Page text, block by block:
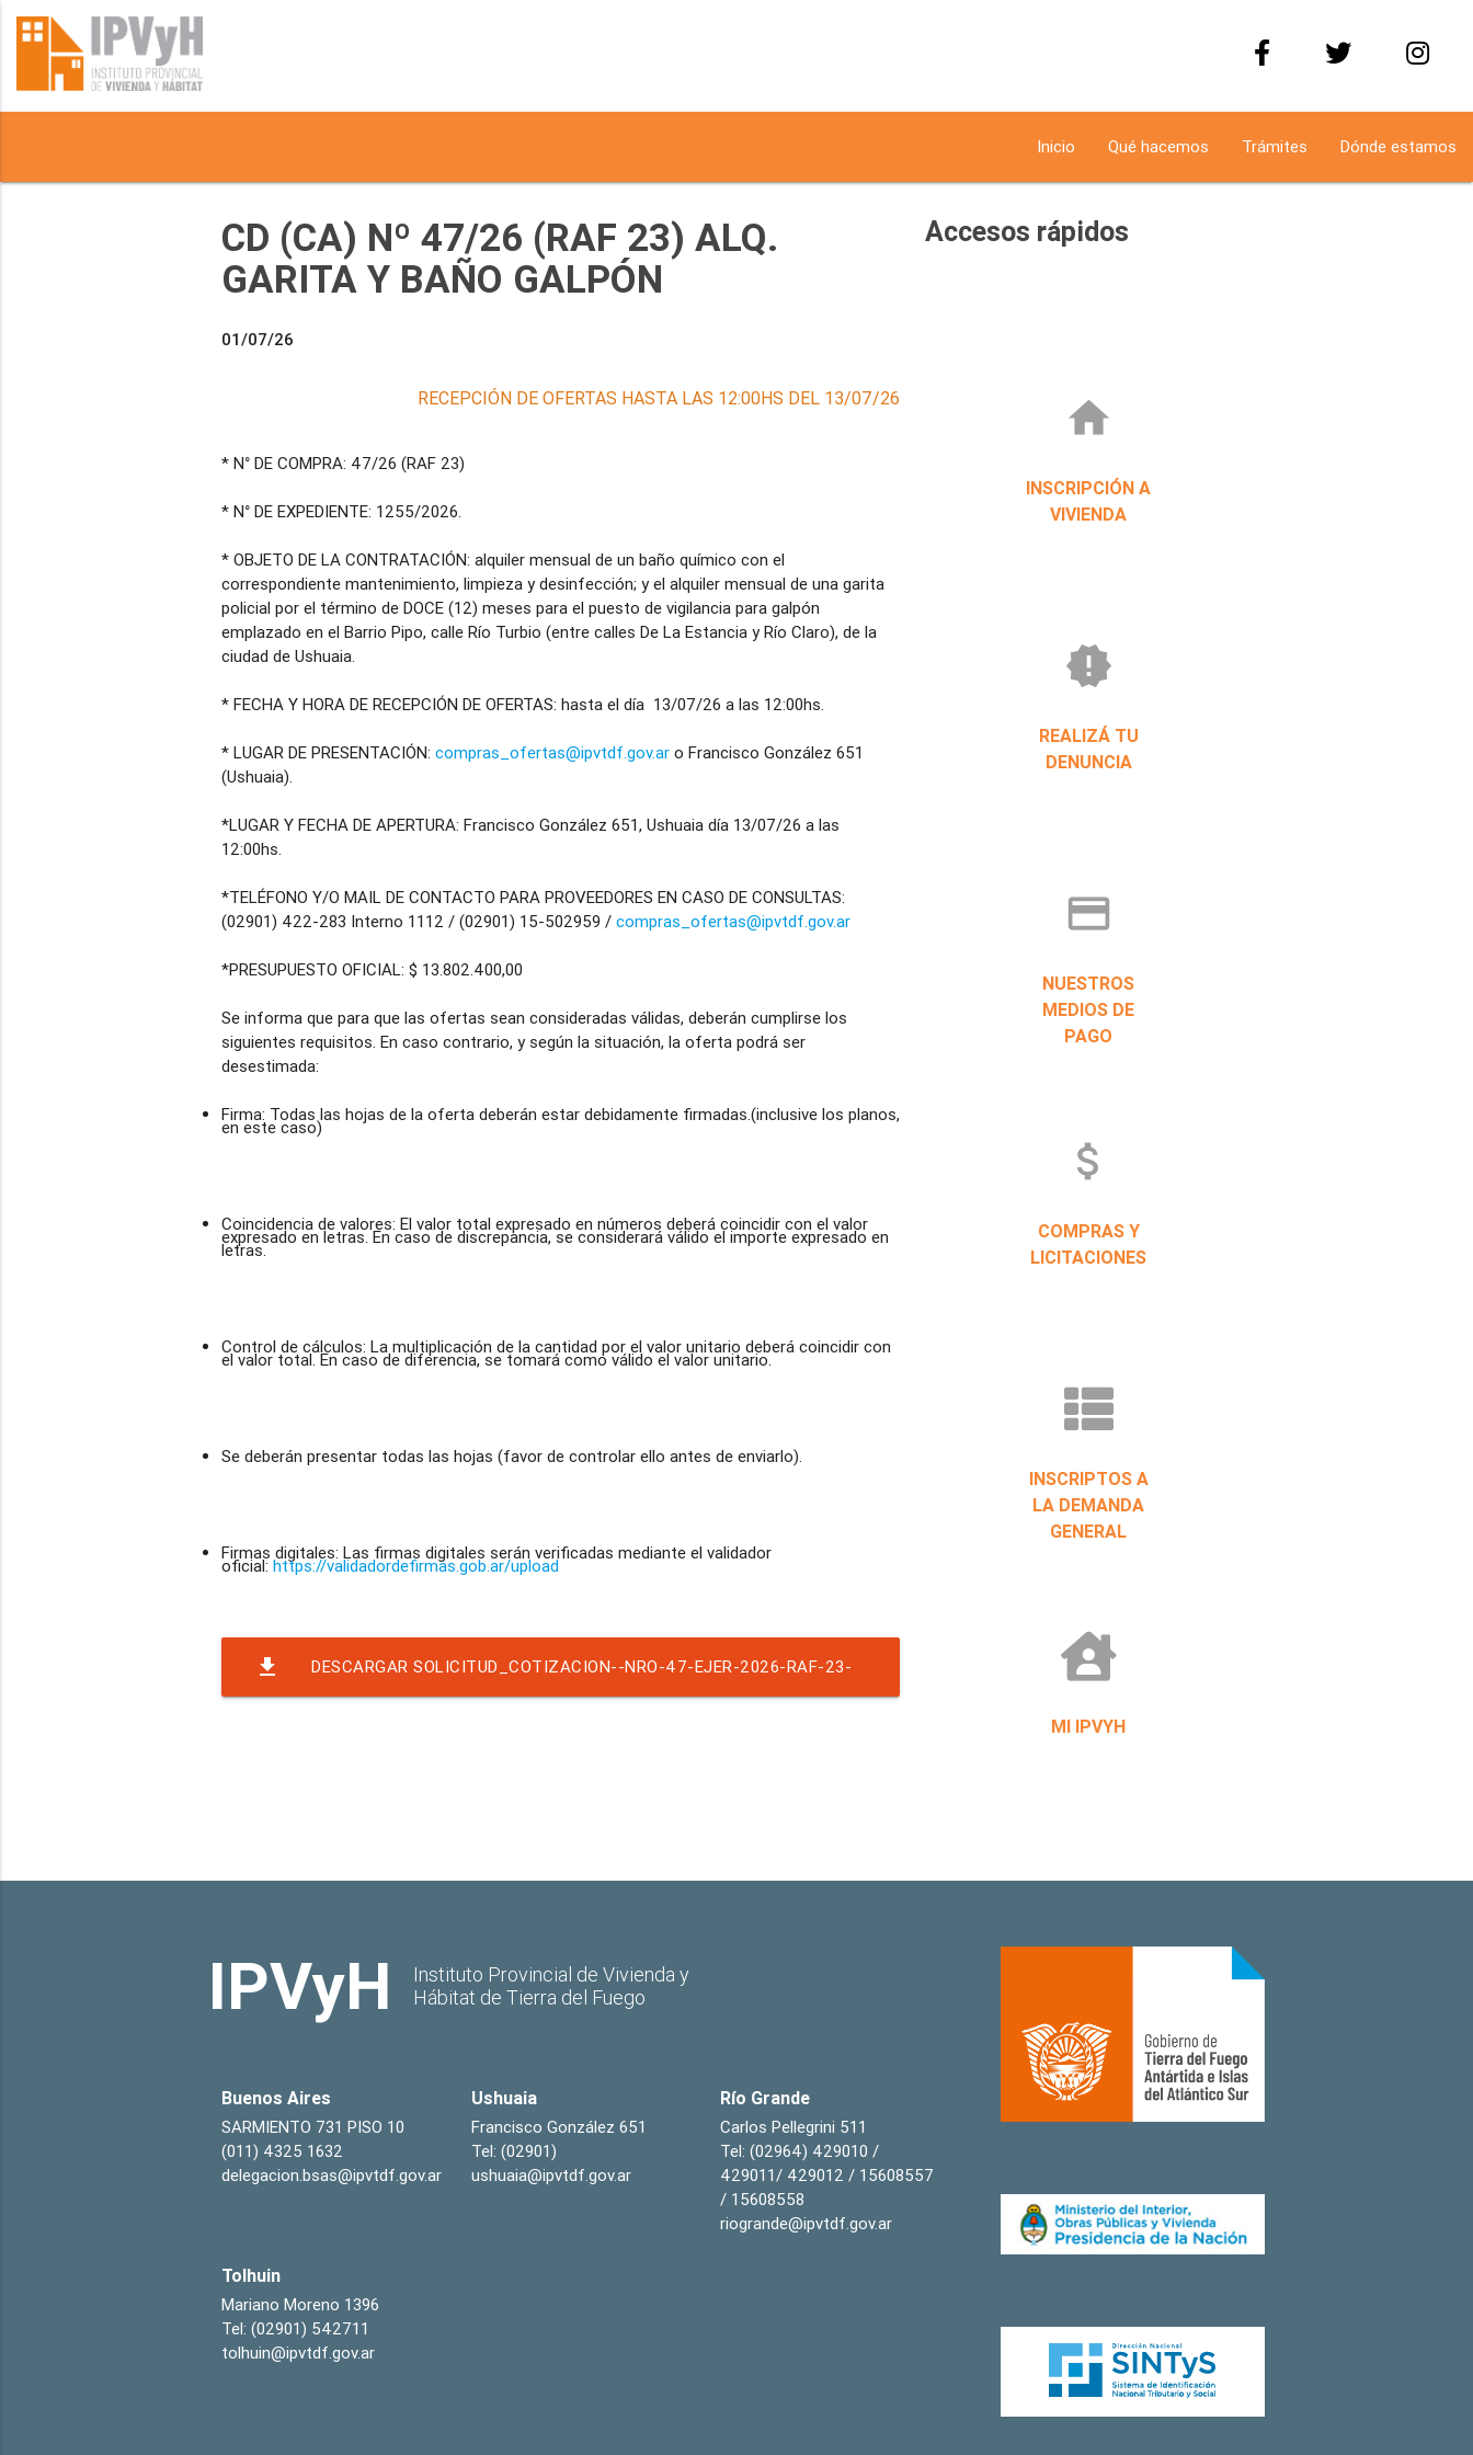
Inicio Qué hacemos Trámites Dónde estamos
CD (CA) Nº 47/26 (RAF 23) ALQ.
GARITA Y BAÑO GALPÓN
01/07/26
RECEPCIÓN DE OFERTAS HASTA LAS 12:00HS DEL 13/07/26
* N° DE COMPRA: 47/26 (RAF 23)
* N° DE EXPEDIENTE: 1255/2026.
* OBJETO DE LA CONTRATACIÓN: alquiler mensual de un baño químico con el
correspondiente mantenimiento, limpieza y desinfección; y el alquiler mensual de una garita
policial por el término de DOCE (12) meses para el puesto de vigilancia para galpón
emplazado en el Barrio Pipo, calle Río Turbio (entre calles De La Estancia y Río Claro), de la
ciudad de Ushuaia.
* FECHA Y HORA DE RECEPCIÓN DE OFERTAS: hasta el día 13/07/26 a las 12:00hs.
* LUGAR DE PRESENTACIÓN: compras_ofertas@ipvtdf.gov.aro Francisco González 651
(Ushuaia).
*LUGAR Y FECHA DE APERTURA: Francisco González 651, Ushuaia día 13/07/26 a las
12:00hs.
*TELÉFONO Y/O MAIL DE CONTACTO PARA PROVEEDORES EN CASO DE CONSULTAS:
(02901) 422-283 Interno 1112 / (02901) 15-502959 / compras_ofertas@ipvtdf.gov.ar
*PRESUPUESTO OFICIAL: $ 13.802.400,00
Se informa que para que las ofertas sean consideradas válidas, deberán cumplirse los
siguientes requisitos. En caso contrario, y según la situación, la oferta podrá ser
Firma: Todas las hojas de la oferta deberán estar debidamente firmadas.(inclusive los planos,
en este caso)
Coincidencia de valores: El valor total expresado en números deberá coincidir con el valor
expresado en letras. En caso de discrepancia, se considerará válido el importe expresado en
letras.
Control de cálculos: La multiplicación de la cantidad por el valor unitario deberá coincidir con
el valor total. En caso de diferencia, se tomará como válido el valor unitario.
Se deberán presentar todas las hojas (favor de controlar ello antes de enviarlo).
Firmas digitales: Las firmas digitales serán verificadas mediante el validador
oficial:https://validadordefirmas.gob.ar/upload
file_download DESCARGAR SOLICITUD_COTIZACION--NRO-47-EJER-2026-RAF-23-
Accesos rápidos
home
INSCRIPCIÓN A
VIVIENDA
new_releases
REALIZÁ TU
DENUNCIA
credit_card
NUESTROS
MEDIOS DE
PAGO
attach_money
COMPRAS Y
LICITACIONES
INSCRIPTOS A
LA DEMANDA
GENERAL
MI IPVYH
IPVyH
Instituto Provincial de Vivienda y
Hábitat de Tierra del Fuego
Buenos Aires
SARMIENTO 731 PISO 10
(011) 4325 1632
delegacion.bsas@ipvtdf.gov.ar
Ushuaia
Francisco González 651
Tel: (02901)
ushuaia@ipvtdf.gov.ar
Río Grande
Carlos Pellegrini 511
Tel: (02964) 429010 /
429011/ 429012 / 15608557
/ 15608558
riogrande@ipvtdf.gov.ar
Tolhuin
Mariano Moreno 1396
Tel: (02901) 542711
tolhuin@ipvtdf.gov.ar